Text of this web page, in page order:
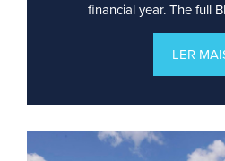
financial year. The full
LER